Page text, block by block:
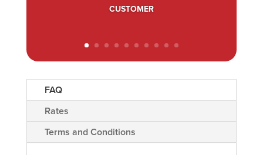
CUSTOMER
FAQ
Rates
Terms and Conditions